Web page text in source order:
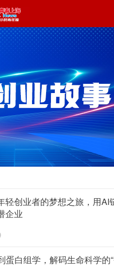
轻创业者的梦想之旅，用AI
企业
蛋白组学，解码生命科学的